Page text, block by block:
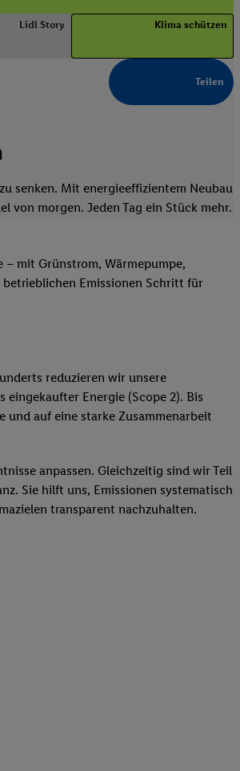
Lidl Story Klima schützen
Teilen
senken. Mit energieeffizientem Neubau
von morgen. Jeden Tag ein Stück mehr.
mit Grünstrom, Wärmepumpe,
Emissionen Schritt für
reduzieren wir unsere
Energie (Scope 2). Bis
und auf eine starke Zusammenarbeit
anpassen. Gleichzeitig sind wir Teil
Sie hilft uns, Emissionen systematisch
transparent nachzuhalten.